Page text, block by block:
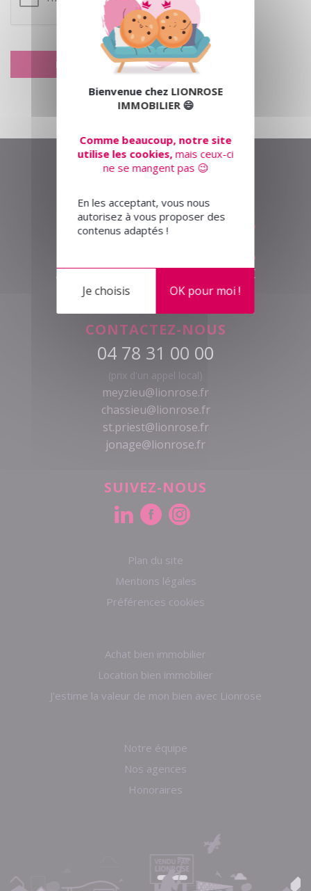
Plan du site
Mentions légales
Préférences cookies
Achat bien immobilier
Location bien immobilier
J'estime la valeur de mon bien avec Lionrose
Notre équipe
Nos agences
Honoraires
CONTACTEZ-NOUS
04 78 31 00 00
(prix d'un appel local)
meyzieu@lionrose.fr
chassieu@lionrose.fr
st.priest@lionrose.fr
jonage@lionrose.fr
SUIVEZ-NOUS
Bienvenue chez LIONROSE
IMMOBILIER😄
Comme beaucoup, notre site
utilise les cookies,mais ceux-ci
ne se mangent pas 😉
En les acceptant, vous nous
autorisez à vous proposer des
contenus adaptés !
OK pour moi !
Je choisis